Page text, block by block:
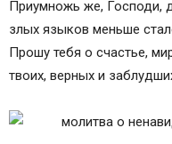
Приумножь же, Господи,
злых языков меньше
Прошу тебя о счастье,
твоих, верных и